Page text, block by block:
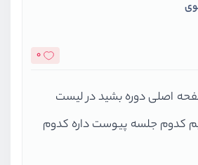
0
اصلی دوره بشید در لیست
کدوم جلسه پیوست داره کدوم